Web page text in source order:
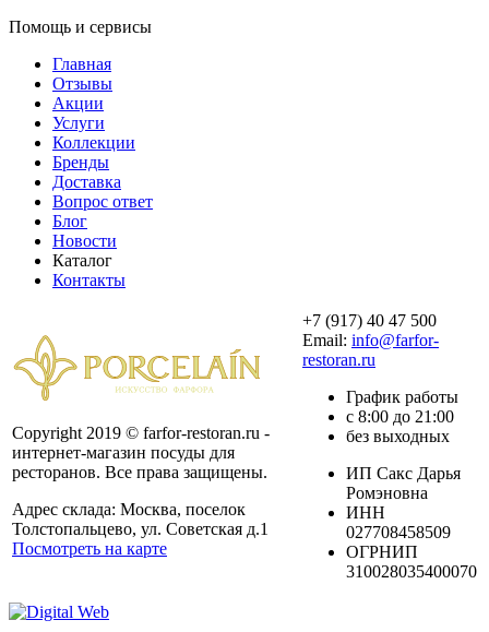
Помощь и сервисы
Главная
Отзывы
Акции
Услуги
Коллекции
Бренды
Доставка
Вопрос ответ
Блог
Новости
Каталог
Контакты
Copyright 2019 © farfor-restoran.ru -
интернет-магазин посуды для
ресторанов. Все права защищены.
Адрес склада: Москва, поселок
Толстопальцево, ул. Советская д.1
Посмотреть на карте
+7 (917) 40 47 500
Email: info@farfor-
restoran.ru
График работы
с 8:00 до 21:00
без выходных
ИП Сакс Дарья
Ромэновна
ИНН
027708458509
ОГРНИП
310028035400070